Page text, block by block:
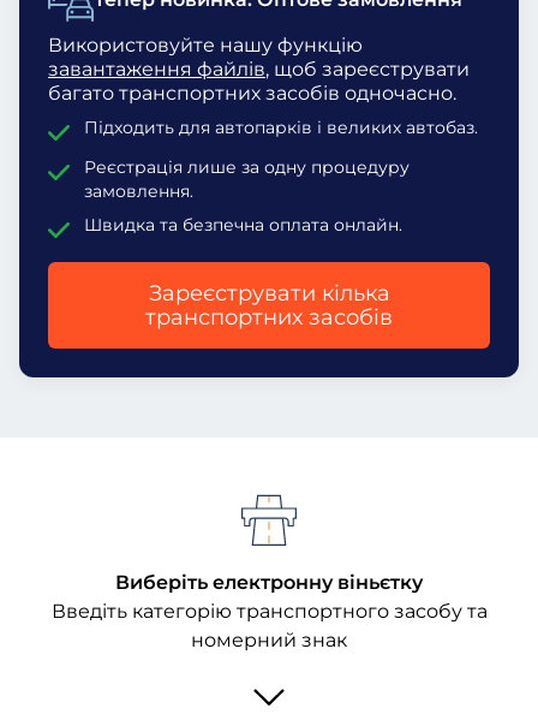
Використовуйте нашу функцію
завантаження файлів, щоб зареєструвати
багато транспортних засобів одночасно.
Підходить для автопарків і великих автобаз.
Реєстрація лише за одну процедуру
замовлення.
Швидка та безпечна оплата онлайн.
Зареєструвати кілька
транспортних засобів
Виберіть електронну віньєтку
Введіть категорію транспортного засобу та
номерний знак